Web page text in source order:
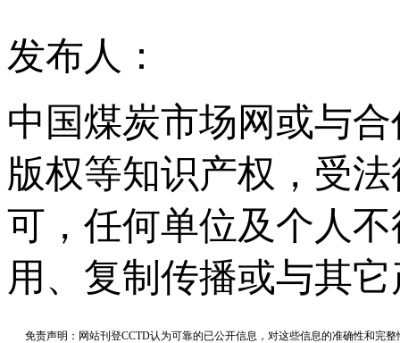
发布人：
中国煤炭市场网或与
版权等知识产权，受
可，任何单位及个人
用、复制传播或与其
免责声明：网站刊登CCTD认为可靠的已公开信息，对这些信息的准确性和完